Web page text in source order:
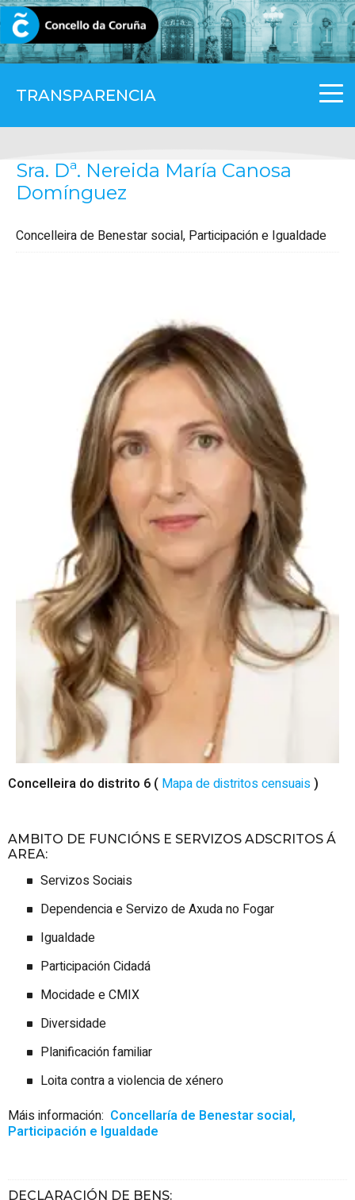
TRANSPARENCIA
CORUNA.GAL
Sra. Dª. Nereida María Canosa
Domínguez
Concelleira de Benestar social, Participación e Igualdade
Concelleira do distrito 6 ( Mapa de distritos censuais)
AMBITO DE FUNCIÓNS E SERVIZOS ADSCRITOS Á
AREA:
Servizos Sociais
Dependencia e Servizo de Axuda no Fogar
Igualdade
ParticipaciónCidadá
Mocidade eCMIX
Diversidade
Planificaciónfamiliar
Loita contra a violencia dexénero
Máis información: Concellaría de Benestar social,
Participación e Igualdade
DECLARACIÓN DE BENS: